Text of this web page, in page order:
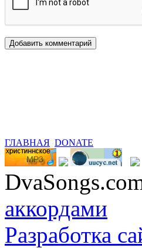
ГЛАВНАЯ DONATE
аккордами
Разработка